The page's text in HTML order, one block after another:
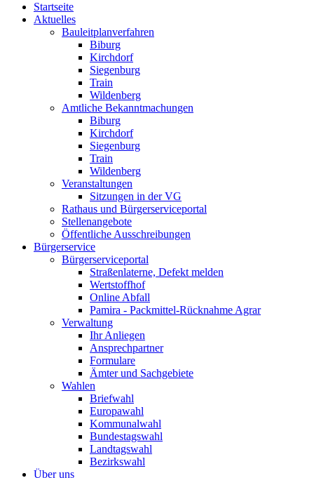
Startseite
Aktuelles
Bauleitplanverfahren
Biburg
Kirchdorf
Siegenburg
Train
Wildenberg
Amtliche Bekanntmachungen
Biburg
Kirchdorf
Siegenburg
Train
Wildenberg
Veranstaltungen
Sitzungen in der VG
Rathaus und Bürgerserviceportal
Stellenangebote
Öffentliche Ausschreibungen
Bürgerservice
Bürgerserviceportal
Straßenlaterne, Defekt melden
Wertstoffhof
Online Abfall
Pamira - Packmittel-Rücknahme Agrar
Verwaltung
Ihr Anliegen
Ansprechpartner
Formulare
Ämter und Sachgebiete
Wahlen
Briefwahl
Europawahl
Kommunalwahl
Bundestagswahl
Landtagswahl
Bezirkswahl
Über uns